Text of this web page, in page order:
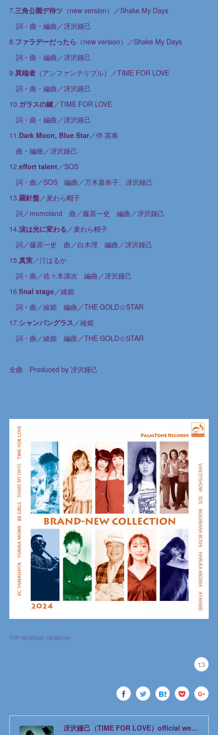
7.三角公園デ待ツ （new version）／Shake My Days
詞・曲・編曲／冴沢鐘己
8.ファラデーだったら （new version）／Shake My Days
詞・曲・編曲／冴沢鐘己
9.異端者（アンファンテリブル）／TIME FOR LOVE
詞・曲・編曲／冴沢鐘己
10.ガラスの鍵／TIME FOR LOVE
詞・曲・編曲／冴沢鐘己
11.Dark Moon, Blue Star／伴 英将
曲・編曲／冴沢鐘己
12.effort talent／SOS
詞・曲／SOS 編曲／万木嘉奈子、冴沢鐘己
13.羅針盤／麦わら帽子
詞／momoland 曲／藤原一史 編曲／冴沢鐘己
14.涙は光に変わる／麦わら帽子
詞／藤原一史 曲／白木理 編曲／冴沢鐘己
15.真実／汀はるか
詞・曲／佐々木清次 編曲／冴沢鐘己
16.final stage／綾姫
詞・曲／綾姫 編曲／THE GOLD☆STAR
17.シャンパングラス／綾姫
詞・曲／綾姫 編曲／THE GOLD☆STAR
全曲 Produced by 冴沢鐘己
TOP NEWS(58) NEWS(46)
冴沢鐘己（TIME FOR LOVE）official web site